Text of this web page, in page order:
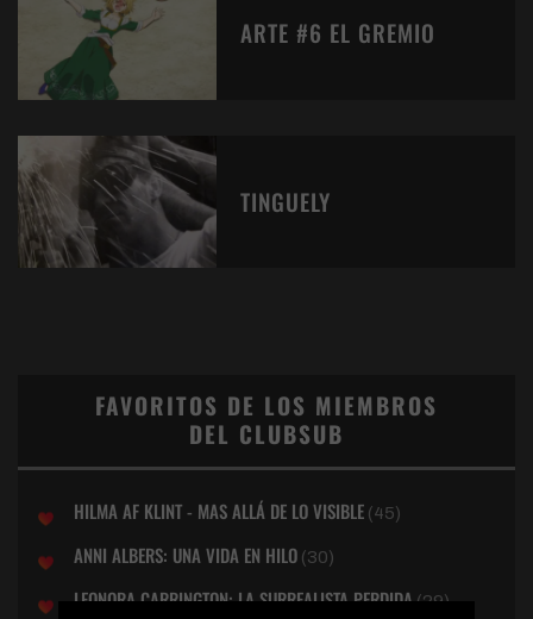
ARTE #6 EL GREMIO
TINGUELY
FAVORITOS DE LOS MIEMBROS
DEL CLUBSUB
HILMA AF KLINT - MAS ALLÁ DE LO VISIBLE (45)
ANNI ALBERS: UNA VIDA EN HILO (30)
LEONORA CARRINGTON: LA SURREALISTA PERDIDA (29)